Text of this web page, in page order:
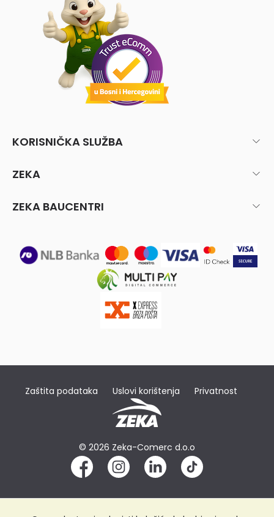
KORISNIČKA SLUŽBA
ZEKA
ZEKA BAUCENTRI
Zaštita podataka Uslovi korištenja Privatnost
© 2026 Zeka-Comerc d.o.o